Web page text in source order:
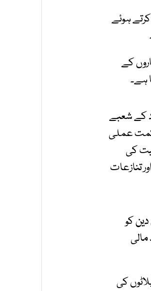
ہوئے
کے
ہے۔
کے شعبے
عملی
کی
تنازعات
کو
کی